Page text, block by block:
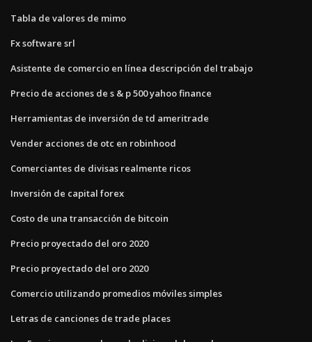
Tabla de valores de mimo
Fx software srl
Asistente de comercio en línea descripción del trabajo
Precio de acciones de s & p 500 yahoo finance
Herramientas de inversión de td ameritrade
Vender acciones de otc en robinhood
Comerciantes de divisas realmente ricos
Inversión de capital forex
Costo de una transacción de bitcoin
Precio proyectado del oro 2020
Precio proyectado del oro 2020
Comercio utilizando promedios móviles simples
Letras de canciones de trade places